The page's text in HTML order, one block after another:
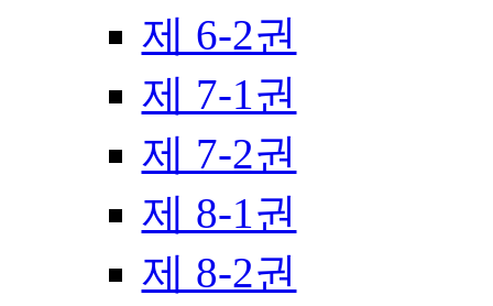
제 6-2권
제 7-1권
제 7-2권
제 8-1권
제 8-2권